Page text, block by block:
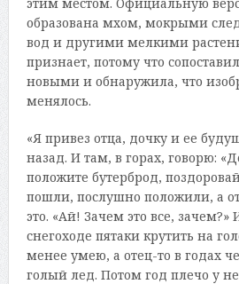
образована мхом, мокрыми
вод и другими мелкими
признает, потому что
новыми и обнаружила, что
менялось.
«Я привез отца, дочку и ее
назад. И там, в горах, говорю:
положите бутерброд,
пошли, послушно положили, а
это. «Ай! Зачем это все, зачем?»
снегоходе пятаки крутить на
менее умею, а отец-то в годах
голый лед. Потом год плечо у